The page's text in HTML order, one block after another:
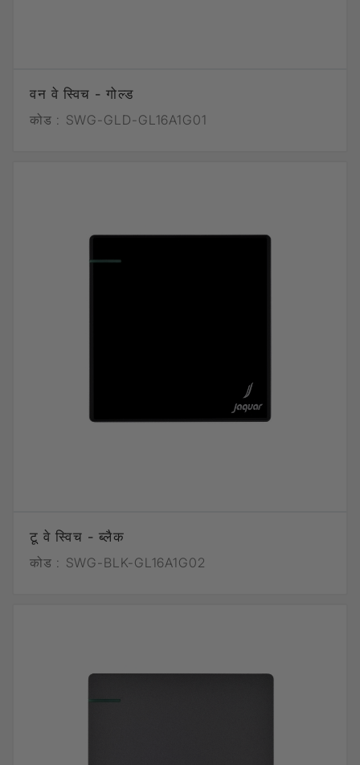
वन वे स्विच - गोल्ड
कोड : SWG-GLD-GL16A1G01
टू वे स्विच - ब्लैक
कोड : SWG-BLK-GL16A1G02